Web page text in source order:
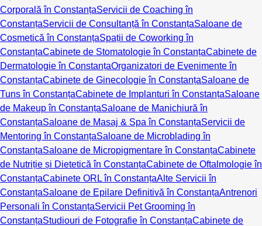
Corporală în ConstanțaServicii de Coaching în
ConstanțaServicii de Consultanță în ConstanțaSaloane de
Cosmetică în ConstanțaSpații de Coworking în
ConstanțaCabinete de Stomatologie în ConstanțaCabinete de
Dermatologie în ConstanțaOrganizatori de Evenimente în
ConstanțaCabinete de Ginecologie în ConstanțaSaloane de
Tuns în ConstanțaCabinete de Implanturi în ConstanțaSaloane
de Makeup în ConstanțaSaloane de Manichiură în
ConstanțaSaloane de Masaj & Spa în ConstanțaServicii de
Mentoring în ConstanțaSaloane de Microblading în
ConstanțaSaloane de Micropigmentare în ConstanțaCabinete
de Nutriție și Dietetică în ConstanțaCabinete de Oftalmologie în
ConstanțaCabinete ORL în ConstanțaAlte Servicii în
ConstanțaSaloane de Epilare Definitivă în ConstanțaAntrenori
Personali în ConstanțaServicii Pet Grooming în
ConstanțaStudiouri de Fotografie în ConstanțaCabinete de